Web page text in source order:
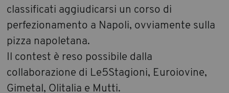
classificati aggiudicarsi un corso di
perfezionamento a Napoli, ovviamente sulla
pizza napoletana.
Il contest è reso possibile dalla
collaborazione di Le5Stagioni, Euroiovine,
Gimetal, Olitalia e Mutti.